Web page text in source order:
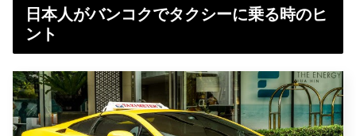
日本人がバンコクでタクシーに乗る時のヒ
ント